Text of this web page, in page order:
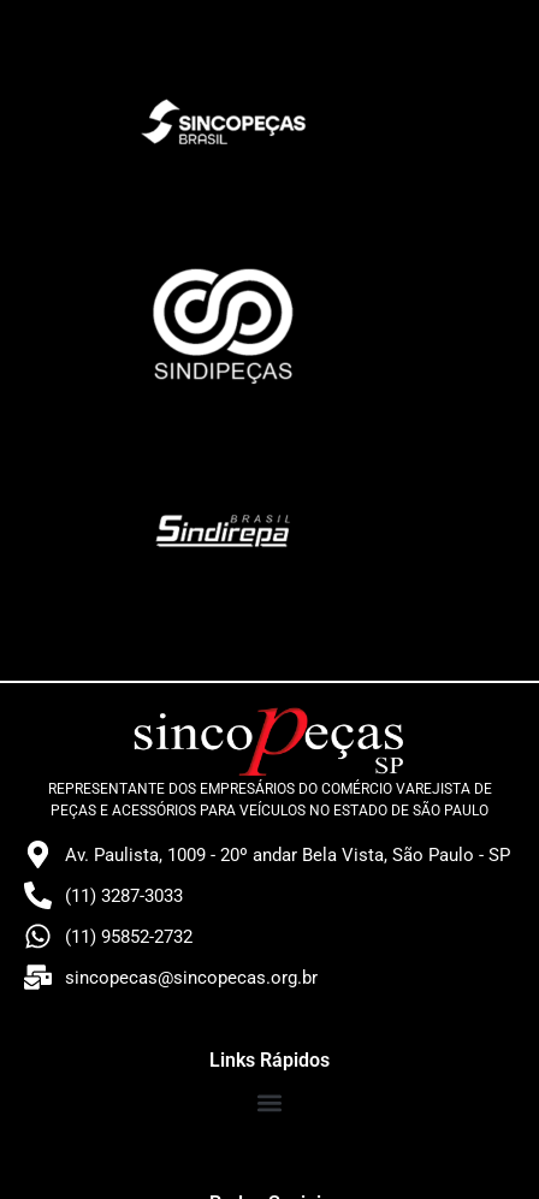
REPRESENTANTE DOS EMPRESÁRIOS DO COMÉRCIO VAREJISTA DE
PEÇAS E ACESSÓRIOS PARA VEÍCULOS NO ESTADO DE SÃO PAULO
Av. Paulista, 1009 - 20º andar Bela Vista, São Paulo - SP
(11) 3287-3033
(11) 95852-2732
sincopecas@sincopecas.org.br
Links Rápidos